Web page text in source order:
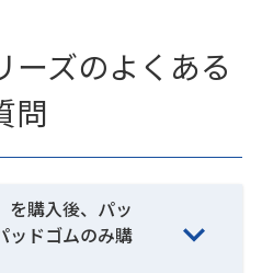
ーズのよくある
問
を購入後、パッ
ッドゴムのみ購